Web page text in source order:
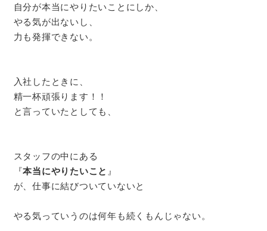
自分が本当にやりたいことにしか、
やる気が出ないし、
力も発揮できない。
入社したときに、
精一杯頑張ります！！
と言っていたとしても、
スタッフの中にある
『本当にやりたいこと 』
が、仕事に結びついていないと
やる気っていうのは何年も続くもんじゃない。